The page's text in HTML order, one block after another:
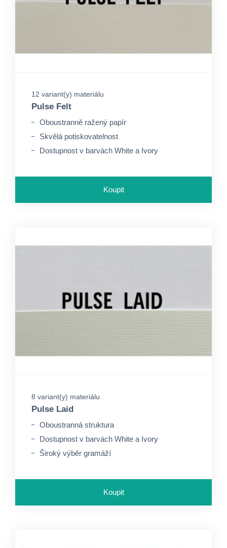
12 variant(y) materiálu
Pulse Felt
Oboustranně ražený papír
Skvělá potiskovatelnost
Dostupnost v barvách White a Ivory
Koupit
8 variant(y) materiálu
Pulse Laid
Oboustranná struktura
Dostupnost v barvách White a Ivory
Široký výběr gramáží
Koupit